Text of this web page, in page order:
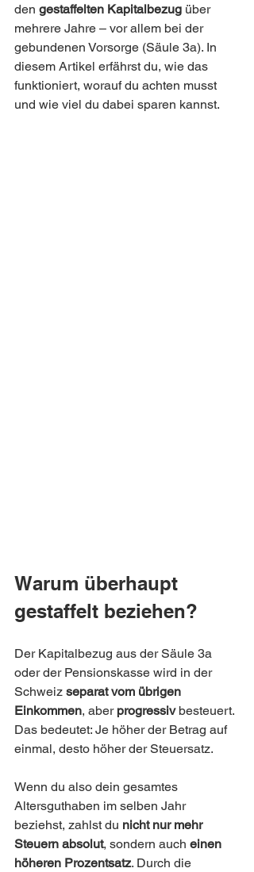
den gestaffelten Kapitalbezug über
mehrere Jahre – vor allem bei der
gebundenen Vorsorge (Säule 3a). In
diesem Artikel erfährst du, wie das
funktioniert, worauf du achten musst
und wie viel du dabei sparen kannst.
Warum überhaupt
gestaffelt beziehen?
Der Kapitalbezug aus der Säule 3a
oder der Pensionskasse wird in der
Schweiz separat vom übrigen
Einkommen, aber progressiv besteuert.
Das bedeutet: Je höher der Betrag auf
einmal, desto höher der Steuersatz.
Wenn du also dein gesamtes
Altersguthaben im selben Jahr
beziehst, zahlst du nicht nur mehr
Steuern absolut, sondern auch einen
höheren Prozentsatz. Durch die